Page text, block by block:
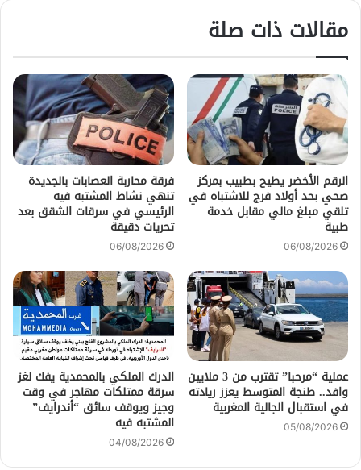
مقالات ذات صلة
الرقم الأخضر يطيح بطبيب بمركز
صحي بحد أولاد فرج للاشتباه في
تلقي مبلغ مالي مقابل خدمة
طبية
06/08/2026
فرقة محاربة العصابات بالجديدة
تنهي نشاط المشتبه فيه
الرئيسي في سرقات الشقق بعد
تحريات دقيقة
06/08/2026
عملية “مرحبا” تقترب من 3 ملايين
وافد.. طنجة المتوسط يعزز ريادته
في استقبال الجالية المغربية
05/08/2026
الدرك الملكي بالمحمدية يفك لغز
سرقة ممتلكات مهاجر في وقت
وجيز ويوقف سائق “أندرايف”
المشتبه فيه
04/08/2026